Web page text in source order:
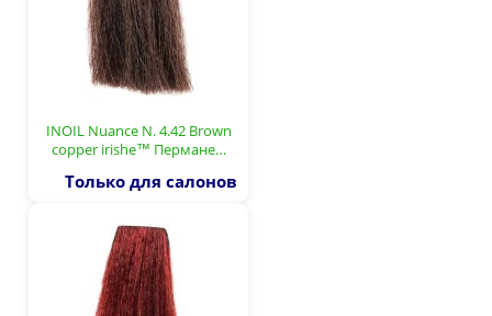
INOIL Nuance N. 4.42 Brown
copper irishe™ Пермане…
Только для салонов